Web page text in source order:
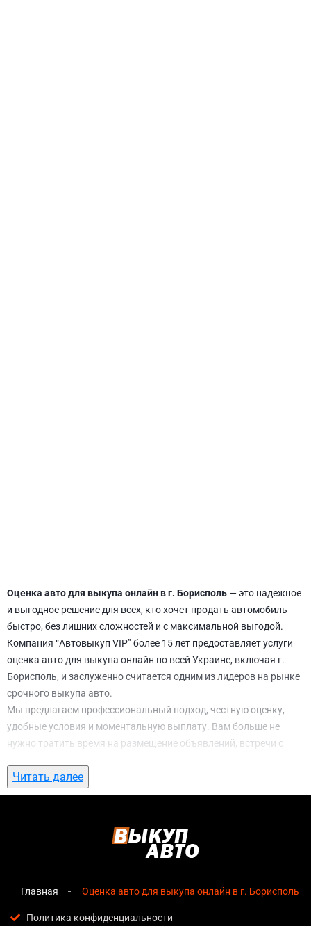
Оценка авто для выкупа онлайн в г. Борисполь — это надежное
и выгодное решение для всех, кто хочет продать автомобиль
быстро, без лишних сложностей и с максимальной выгодой.
Компания “Автовыкуп VIP” более 15 лет предоставляет услуги
оценка авто для выкупа онлайн по всей Украине, включая г.
Борисполь, и заслуженно считается одним из лидеров на рынке
срочного выкупа авто.
Мы предлагаем профессиональный подход, честную оценку,
удобные условия и моментальную выплату. Вам больше не
нужно тратить время на размещение объявлений, встречи с
ожидание. С нами вы можете
г. Бориспольвсего за 1 день.
авто для выкупа онлайн в г. Борисполь
озвучивается сразу после обращения, без скрытых
Прозрачные условия— все этапы сделки полностью
Читать далее
Главная Оценка авто для выкупа онлайн в г. Борисполь
Политика конфиденциальности